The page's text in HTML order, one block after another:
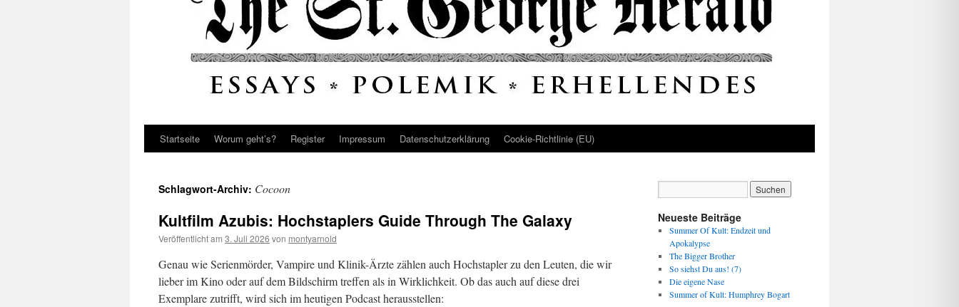
Startseite Worum geht’s? Register Impressum Datenschutz­erklärung Cookie-Richtlinie (EU)
Schlagwort-Archiv: Cocoon
Kultfilm Azubis: Hochstaplers Guide Through The Galaxy
Veröffentlicht am 3. Juli 2026 von montyarnold
Genau wie Serienmörder, Vampire und Klinik-Ärzte zählen auch Hochstapler zu den Leuten, die wir
lieber im Kino oder auf dem Bildschirm treffen als in Wirklichkeit. Ob das auch auf diese drei
Exemplare zutrifft, wird sich im heutigen Podcast herausstellen:
Neueste Beiträge
Summer Of Kult: Endzeit und
Apokalypse
The Bigger Brother
So siehst Du aus! (7)
Die eigene Nase
Summer of Kult: Humphrey Bogart